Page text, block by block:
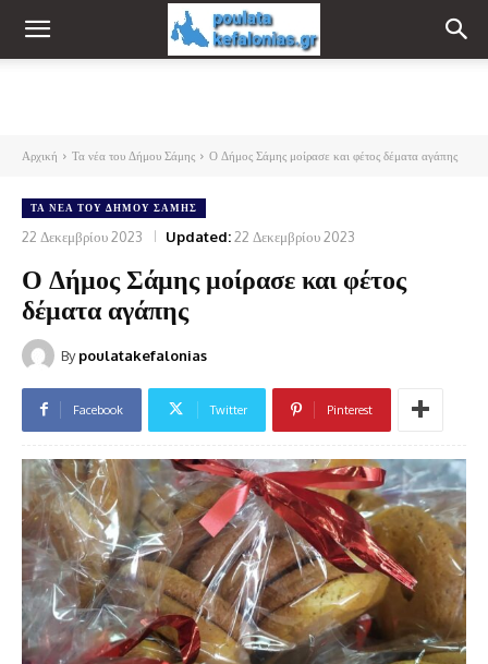
Αρχική Τα νέα του Δήμου Σάμης Ο Δήμος Σάμης μοίρασε και φέτος δέματα αγάπης
ΤΑ ΝΈΑ ΤΟΥ ΔΉΜΟΥ ΣΆΜΗΣ
22 Δεκεμβρίου 2023 Updated:22 Δεκεμβρίου 2023
Ο Δήμος Σάμης μοίρασε και φέτος
δέματα αγάπης
By poulatakefalonias
Facebook Twitter Pinterest